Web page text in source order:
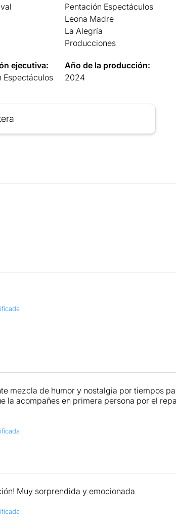
Pentación Espectáculos
Leona Madre
La Alegría
Producciones
ejecutiva:
Espectáculos
Año de la producción:
2024
mezcla de humor y nostalgia por tiempos
la acompañes en primera persona por el
Muy sorprendida y emocionada